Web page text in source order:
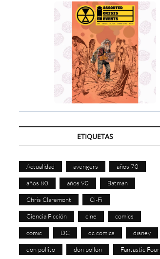
ETIQUETAS
Actualidad avengers años 70
años 80 años 90 Batman
Chris Claremont Ci-Fi
Ciencia Ficción cine comics
cómic DC dc comics disney
don pollito don pollon Fantastic Four